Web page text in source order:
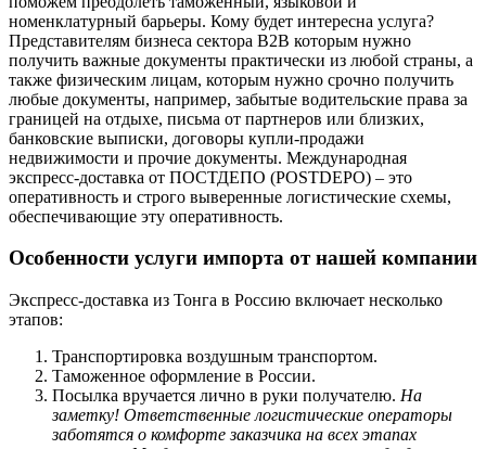
номенклатурный барьеры. Кому будет интересна услуга?
Представителям бизнеса сектора В2В которым нужно
получить важные документы практически из любой страны, а
также физическим лицам, которым нужно срочно получить
любые документы, например, забытые водительские права за
границей на отдыхе, письма от партнеров или близких,
банковские выписки, договоры купли-продажи
недвижимости и прочие документы. Международная
экспресс-доставка от ПОСТДЕПО (POSTDEPO) – это
оперативность и строго выверенные логистические схемы,
обеспечивающие эту оперативность.
Особенности услуги импорта от нашей компании
Экспресс-доставка из Тонга в Россию включает несколько
этапов:
Транспортировка воздушным транспортом.
Таможенное оформление в России.
Посылка вручается лично в руки получателю. На
заметку! Ответственные логистические операторы
заботятся о комфорте заказчика на всех этапах